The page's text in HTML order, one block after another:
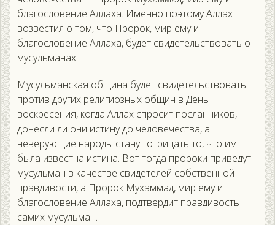
благословение Аллаха. Именно поэтому Аллах
возвестил о том, что Пророк, мир ему и
благословение Аллаха, будет свидетельствовать о
мусульманах.
Мусульманская община будет свидетельствовать
против других религиозных общин в День
воскресения, когда Аллах спросит посланников,
донесли ли они истину до человечества, а
неверующие народы станут отрицать то, что им
была известна истина. Вот тогда пророки приведут
мусульман в качестве свидетелей собственной
правдивости, а Пророк Мухаммад, мир ему и
благословение Аллаха, подтвердит правдивость
самих мусульман.